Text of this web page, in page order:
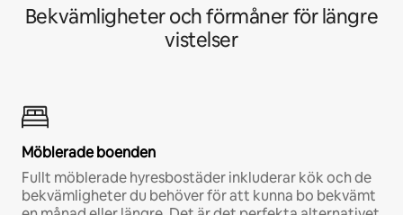
Bekvämligheter och förmåner för längre
vistelser
Möblerade boenden
Fullt möblerade hyresbostäder inkluderar kök och de
bekvämligheter du behöver för att kunna bo bekvämt